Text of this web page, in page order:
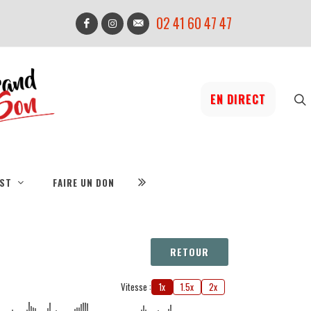
02 41 60 47 47
EN DIRECT
FAIRE UN DON
RETOUR
Vitesse : 1x 1.5x 2x